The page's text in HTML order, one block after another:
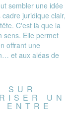
sembler une idée
juridique clair,
C'est là que la
sens. Elle permet
offrant une
et aux aléas de
SUR
UN